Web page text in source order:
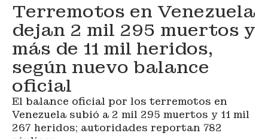
Terremotos en Venezuela
dejan 2 mil 295 muertos y
más de 11 mil heridos,
según nuevo balance
oficial
El balance oficial por los terremotos en
Venezuela subió a 2 mil 295 muertos y 11 mil
267 heridos; autoridades reportan 782